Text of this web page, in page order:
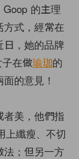
Goop 的主理
方式，經常在
日，她的品牌
在做瑜珈的
的意見！
美，他們指
上纖瘦、不切
法；但另一方